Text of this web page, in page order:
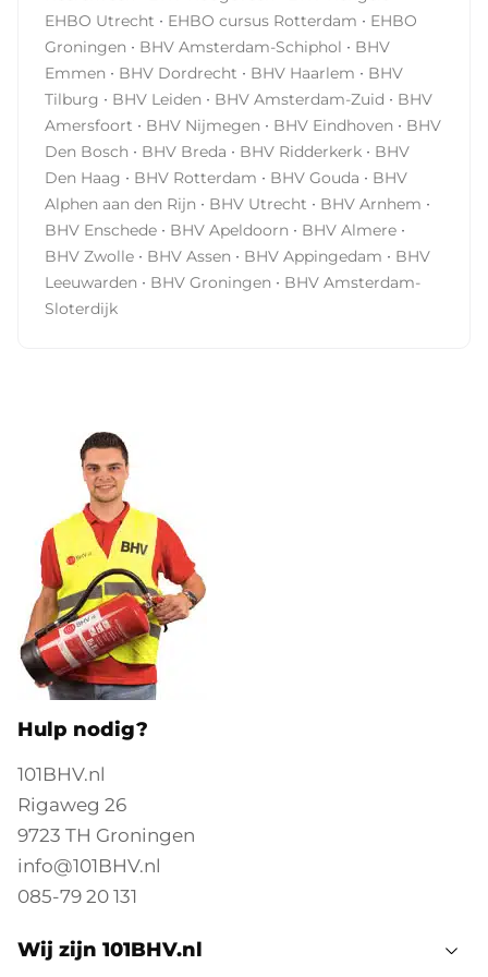
lesboekExamenN.v.t.CertificaatCertificaat
PreventiemedewerkerGeldigheidsduur2
jaarDagarrangementIncl. koffie/thee en
lunchPrijs399,- excl. BTW Dag 1 arbowet- en
regelgeving rol en taken van een
preventiemedewerker de RI&E en de relatie met
restrisico’s arbobeleid en preventieve maatregelen
Taak Risico Analyse (TRA) en Laatste Minuut Risico
Analyse (LMRA) veiligheidsinstructies en toolboxen
persoonlijke beschermingsmiddelen Na het volgen
van de cursus Preventiemedewerker mag jij je
preventiemedewerker noemen. Inzicht in de rol van de
van de ArbowetgevingJe begrijpt de relevante wet- en
regelgeving op het gebied van
arbeidsomstandigheden en weet hoe deze in de
praktijk toegepast moet worden. Vaardigheid in de
RI&E Je kunt (mede)werken aan de Risico-
Inventarisatie en -Evaluatie, risico's signaleren en
beoordelen, en bijdragen aan het opstellen van een
plan van aanpak. Kennis van preventiemaatregelen Je
bent in staat om concrete maatregelen te bedenken
en te implementeren om risico's te verminderen en
een gezonde en veilige werkomgeving te bevorderen.
Bewustwording van gezondheidsrisico's Je hebt
inzicht in verschillende soorten gezondheidsrisico's op
de werkvloer en je weet hoe je hiermee om kunt gaan.
@media screen and (max-width: 39.9375em) {
#block__033282-4c { margin-top: 1rem; margin-
0 { padding-top: 0.5rem; padding-bottom: 0.5rem; }
#block__033282-4c #panel_033282-4c-1 { padding-top:
and (min-width: 40em) and (max-width: 63.9375em) {
EHBO Utrecht · EHBO cursus Rotterdam · EHBO
Groningen · BHV Amsterdam-Schiphol · BHV
Emmen · BHV Dordrecht · BHV Haarlem · BHV
Tilburg · BHV Leiden · BHV Amsterdam-Zuid · BHV
Amersfoort · BHV Nijmegen · BHV Eindhoven · BHV
Den Bosch · BHV Breda · BHV Ridderkerk · BHV
Den Haag · BHV Rotterdam · BHV Gouda · BHV
Alphen aan den Rijn · BHV Utrecht · BHV Arnhem ·
BHV Enschede · BHV Apeldoorn · BHV Almere ·
BHV Zwolle · BHV Assen · BHV Appingedam · BHV
Leeuwarden · BHV Groningen · BHV Amsterdam-
Sloterdijk
Hulp nodig?
101BHV.nl
Rigaweg 26
9723 TH Groningen
info@101BHV.nl
085-79 20 131
Wij zijn 101BHV.nl